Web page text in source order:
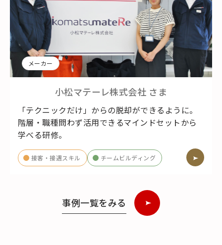
メーカー
小松マテーレ株式会社 さま
「テクニックだけ」からの脱却ができるように。
階層・職種問わず活用できるマインドセットから
学べる研修。
接客・接遇スキル チームビルディング
事例一覧をみる